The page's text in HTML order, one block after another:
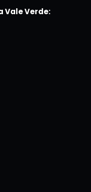
Vale Verde: